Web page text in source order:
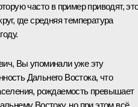
часто в пример приводят,
где средняя температура
Вы упоминали уже эту
Дальнего Востока, что
рождаемость превышает
Востоку, но при этом всё